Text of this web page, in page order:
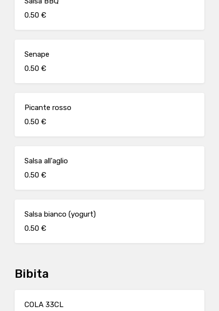
0.50 €
Senape
0.50 €
Picante rosso
0.50 €
Salsa all'aglio
0.50 €
Salsa bianco (yogurt)
0.50 €
Bibita
COLA 33CL